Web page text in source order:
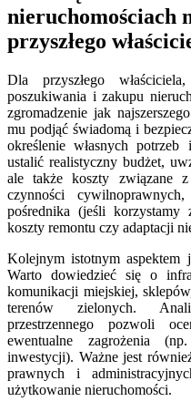
nieruchomościach
przyszłego
Dla przyszłego
poszukiwania i zakupu
zgromadzenie jak
mu podjąć świadomą i
określenie własnych
ustalić realistyczny budżet,
ale także koszty związane
czynności
pośrednika (jeśli korzystamy
koszty remontu czy adaptacji
Kolejnym istotnym aspektem
Warto dowiedzieć się o
komunikacji miejskiej,
terenów zielonych.
przestrzennego pozwoli
ewentualne zagrożenia
inwestycji). Ważne jest
prawnych i
użytkowanie nieruchomości.